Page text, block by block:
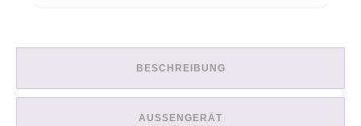
+
BESCHREIBUNG
AUSSENGERÄT